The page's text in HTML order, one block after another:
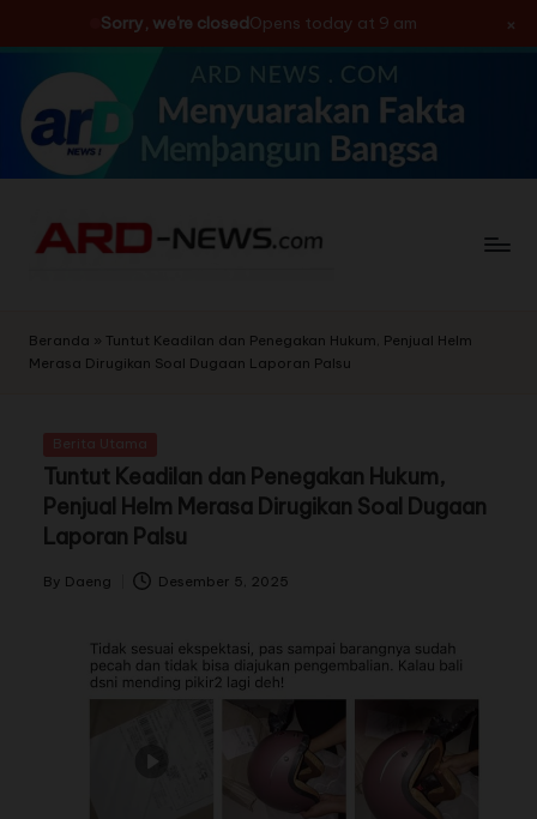
Sorry, we're closedOpens today at 9 am ×
Skip
content
Beranda » Tuntut Keadilan dan Penegakan Hukum, Penjual Helm
Merasa Dirugikan Soal Dugaan Laporan Palsu
Tuntut Keadilan dan Penegakan Hukum,
Penjual Helm Merasa Dirugikan Soal Dugaan
Laporan Palsu
By Daeng Desember 5, 2025